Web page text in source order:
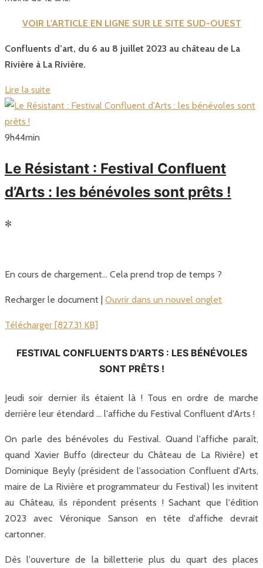
VOIR L'ARTICLE EN LIGNE SUR LE SITE SUD-OUEST
Confluents d’art, du 6 au 8 juillet 2023 au château de La
Rivière à La Rivière.
Lire la suite
9h44min
Le Résistant : Festival Confluent
d’Arts : les bénévoles sont prêts !
✻
En cours de chargement… Cela prend trop de temps ?
Recharger le document | Ouvrir dans un nouvel onglet
Télécharger [827.31 KB]
FESTIVAL CONFLUENTS D'ARTS : LES BÉNÉVOLES
SONT PRÊTS !
Jeudi soir dernier ils étaient là ! Tous en ordre de marche
derrière leur étendard ... l'affiche du Festival Confluent d'Arts !
On parle des bénévoles du Festival. Quand l'affiche paraît,
quand Xavier Buffo (directeur du Château de La Rivière) et
Dominique Beyly (président de l'association Confluent d'Arts,
maire de La Rivière et programmateur du Festival) les invitent
au Château, ils répondent présents ! Sachant que l'édition
2023 avec Véronique Sanson en tête d'affiche devrait
cartonner.
Dès l'ouverture de la billetterie plus du quart des places